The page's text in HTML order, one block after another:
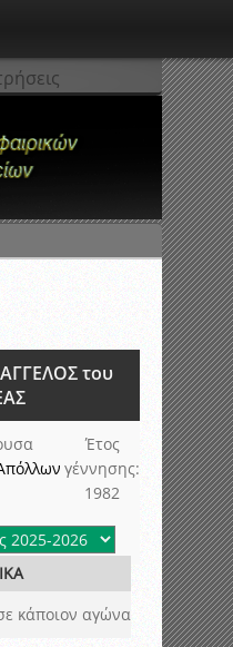
του
Έτος
γέννησης:
1982
κάποιον αγώνα